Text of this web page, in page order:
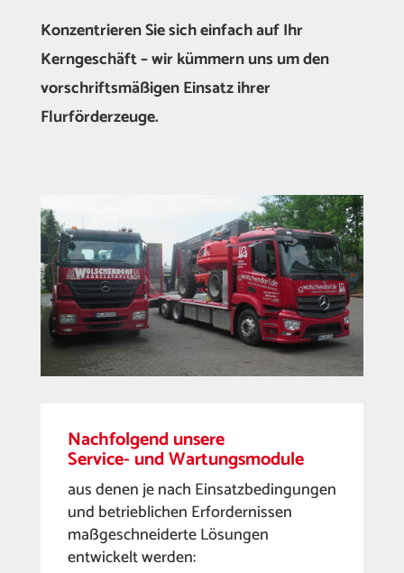
Konzentrieren Sie sich einfach auf Ihr
Kerngeschäft – wir kümmern uns um den
vorschriftsmäßigen Einsatz ihrer
Flurförderzeuge.
Nachfolgend unsere
Service- und Wartungsmodule
aus denen je nach Einsatzbedingungen
und betrieblichen Erfordernissen
maßgeschneiderte Lösungen
entwickelt werden: